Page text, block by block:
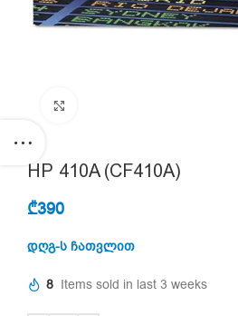
HP 410A (CF410A)
₾390
დღგ-ს ჩათვლით
8 Items sold in last 3 weeks